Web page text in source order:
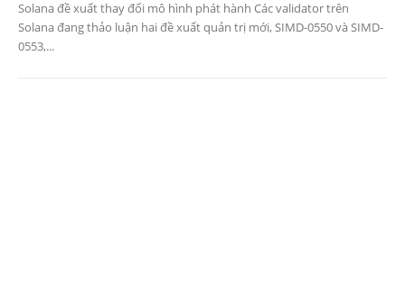
Solana đề xuất thay đổi mô hình phát hành Các validator trên
Solana đang thảo luận hai đề xuất quản trị mới, SIMD-0550 và SIMD-
0553,...